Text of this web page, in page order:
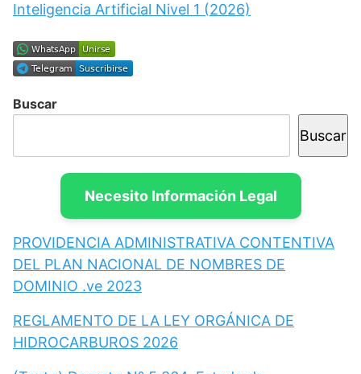
Inteligencia Artificial Nivel 1 (2026)
Buscar
Buscar
Necesito Información Legal
PROVIDENCIA ADMINISTRATIVA CONTENTIVA
DEL PLAN NACIONAL DE NOMBRES DE
DOMINIO .ve 2023
REGLAMENTO DE LA LEY ORGÁNICA DE
HIDROCARBUROS 2026